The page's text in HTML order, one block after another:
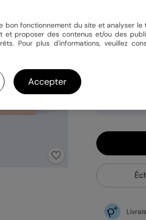
Quantité
bon fonctionnement du site et analyser le
et proposer des contenus et/ou des
Pour plus d'informations, veuillez
Accepter